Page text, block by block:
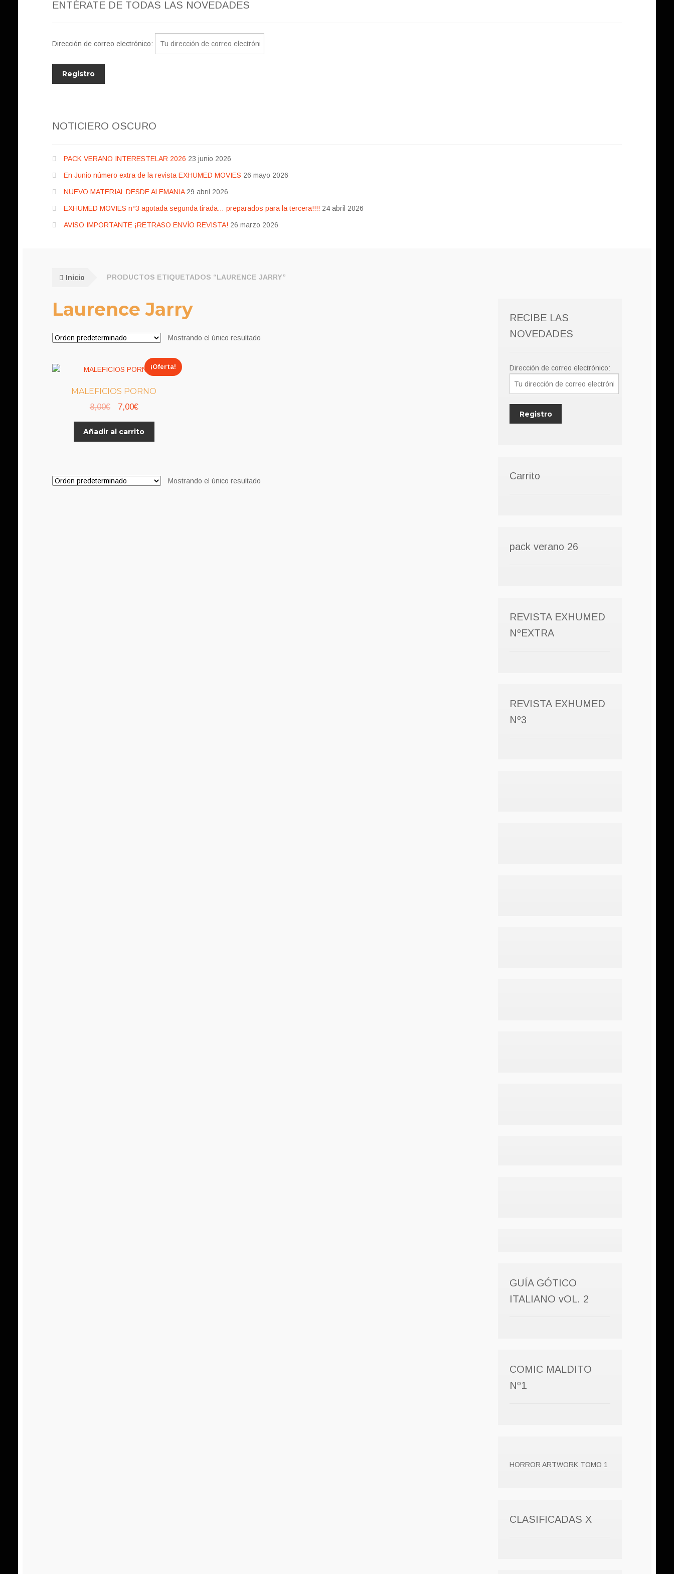
ENTÉRATE DE TODAS LAS NOVEDADES
Dirección de correo electrónico:
NOTICIERO OSCURO
PACK VERANO INTERESTELAR 2026 23 junio 2026
En Junio número extra de la revista EXHUMED MOVIES 26 mayo 2026
NUEVO MATERIAL DESDE ALEMANIA 29 abril 2026
EXHUMED MOVIES nº3 agotada segunda tirada… preparados para la tercera!!!! 24 abril 2026
AVISO IMPORTANTE ¡RETRASO ENVÍO REVISTA! 26 marzo 2026
Inicio PRODUCTOS ETIQUETADOS “LAURENCE JARRY”
Laurence Jarry
Mostrando el único resultado
MALEFICIOS PORNO
¡Oferta!
8,00€
El
precio
original
7,00€El
precio
actual
Añadir al carrito
Mostrando el único resultado
RECIBE LAS
NOVEDADES
Dirección de correo electrónico:
Carrito
pack verano 26
REVISTA EXHUMED
NºEXTRA
REVISTA EXHUMED
Nº3
GUÍA GÓTICO
ITALIANO vOL. 2
COMIC MALDITO
Nº1
HORROR ARTWORK TOMO 1
CLASIFICADAS X